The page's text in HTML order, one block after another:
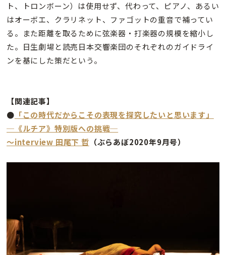
ト、トロンボーン）は使用せず、代わって、ピアノ、あるい
はオーボエ、クラリネット、ファゴットの重音で補ってい
る。また距離を取るために弦楽器・打楽器の規模を縮小し
た。日生劇場と読売日本交響楽団のそれぞれのガイドライ
ンを基にした策だという。
【関連記事】
● 「この時代だからこその表現を探究したいと思います」
─《ルチア》特別版への挑戦─
〜interview 田尾下 哲 （ぶらあぼ2020年9月号）